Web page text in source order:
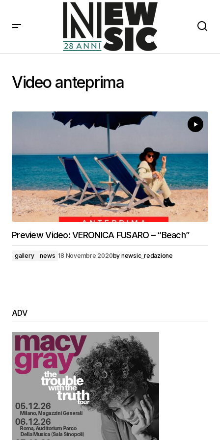
Video anteprima
Preview Video: VERONICA FUSARO – “Beach”
gallery news 18 Novembre 2020by newsic_redazione
ADV